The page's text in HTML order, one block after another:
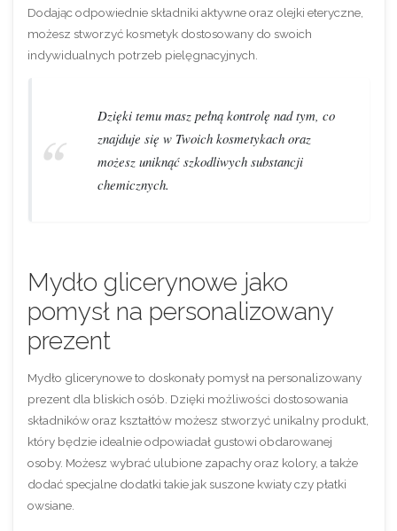
Dodając odpowiednie składniki aktywne oraz olejki eteryczne,
możesz stworzyć kosmetyk dostosowany do swoich
indywidualnych potrzeb pielęgnacyjnych.
Dzięki temu masz pełną kontrolę nad tym, co
znajduje się w Twoich kosmetykach oraz
możesz uniknąć szkodliwych substancji
chemicznych.
Mydło glicerynowe jako
pomysł na personalizowany
prezent
Mydło glicerynowe to doskonały pomysł na personalizowany
prezent dla bliskich osób. Dzięki możliwości dostosowania
składników oraz kształtów możesz stworzyć unikalny produkt,
który będzie idealnie odpowiadał gustowi obdarowanej
osoby. Możesz wybrać ulubione zapachy oraz kolory, a także
dodać specjalne dodatki takie jak suszone kwiaty czy płatki
owsiane.